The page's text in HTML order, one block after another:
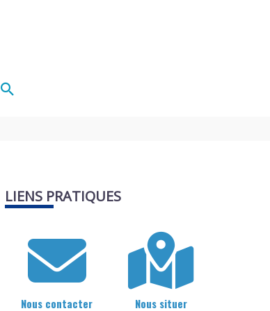
Rechercher
LIENS PRATIQUES
Nous contacter Nous situer